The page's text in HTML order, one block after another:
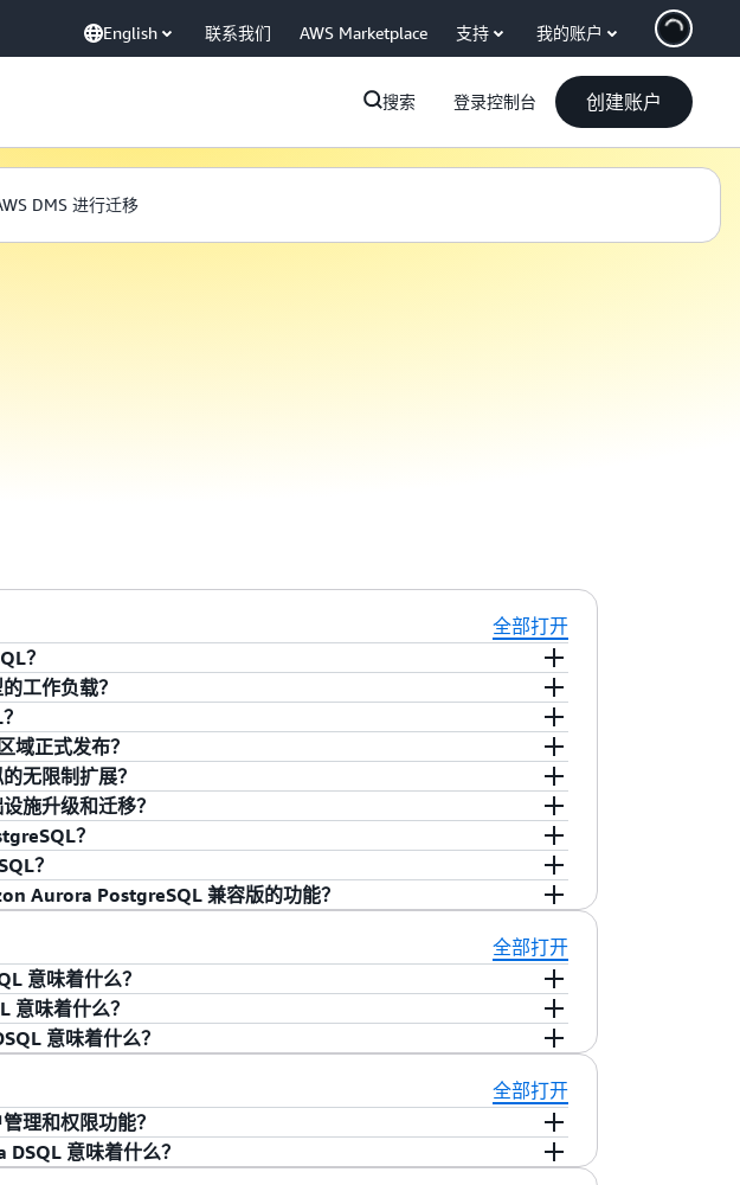
English 联系我们 AWS Marketplace 支持 我的账户
搜索 登录控制台 创建账户
DMS 进行迁移
全部打开
？
种无服务器分布式 SQL 数据库，旨在扩展以满足任何工作负载需
，且无需基础设施管理。它与 PostgreSQL 兼容，提供易于
Aurora DSQL，您只需按实际使用量付费。
工作负载？
OLTP）工作负载进行优化。
台中点击几下，即可创建一个新数据库。有关更多详细信息，请访
域正式发布？
以下 9 个AWS 区域的单区域和多区域正式推出：美国东部（弗吉尼
亥俄州）、美国西部（俄勒冈州）、亚太地区（大阪）、亚太地
尔）、欧洲地区（爱尔兰）、欧洲地区（伦敦）和欧洲地区（巴
出。
无限制扩展？
旨在自动独立部署每个组件（计算、提交和存储），以满足任何工
者。这会减少依赖关系，让读取和写入可以动态地向上/向下扩展
没有任何限制。这也意味着 Aurora DSQL 可以在不影响性能的情
施升级和迁移？
据库或将其迁移到更大的实例。它可以自动扩展到几乎没有限制，
求。
？
PostgreSQL。要了解更多信息，请访问Aurora DSQL PostgreSQL
持和不支持哪些内容。
？
MySQL。
Aurora PostgreSQL 兼容版的功能？
Aurora 下的新数据库选项。Aurora PostgreSQL 和 Aurora
供您选择，例如 Aurora Serverless v2、Aurora Global Database 和
，以增强开源引擎。Aurora DSQL 具有内置无服务器、高可用性和
全部打开
意味着什么？
DSQL 提供高达 99.99% 的单区域可用性和 99.999% 的多区域可用
序始终可用。
意味着什么？
用程序无法连接到多区域集群端点的罕见情况下，您的应用程序也
进行读取和写入。
意味着什么？
配置主要节点或次要节点，也无需管理失效转移程序。它具有内置
衡功能，以将您的请求路由到运行状况良好的组件，以及自动自
级故障。
全部打开
理和权限功能？
and Access Management（IAM）策略进行集群认证，并支持
意味着什么？